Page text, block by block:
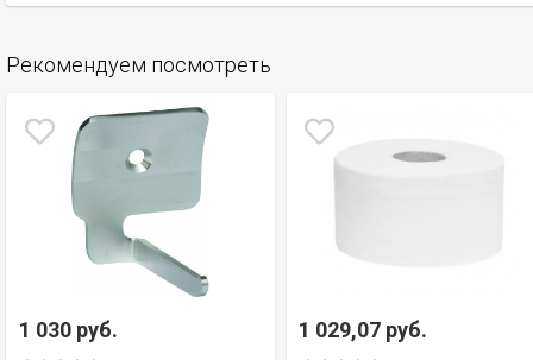
Рекомендуем посмотреть
1 030 руб. 1 029,07 руб.